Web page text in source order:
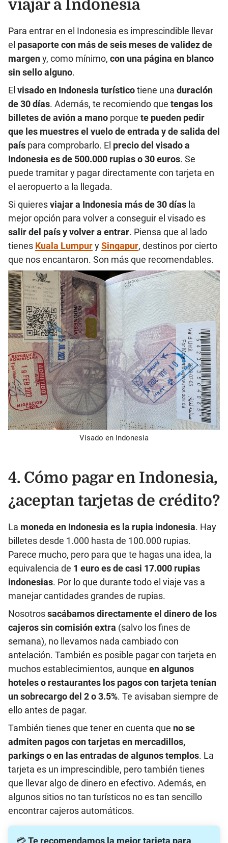
viajar a Indonesia
Para entrar en el Indonesia es imprescindible llevar
el pasaporte con más de seis meses de validez de
margeny, como mínimo, con una página en blanco
sin sello alguno.
El visado en Indonesia turísticotiene una duración
de 30 días. Además, te recomiendo que tengas los
billetes de avióna mano porque te pueden pedir
que les muestres el vuelo de entrada y de salida del
país para comprobarlo. El precio del visado a
Indonesia es de 500.000 rupias o 30 euros. Se
puede tramitar y pagar directamente con tarjeta en
el aeropuerto a la llegada.
Si quieresviajar a Indonesia más de 30 días la
mejor opción para volver a conseguir el visado es
salir del país y volver a entrar. Piensa que al lado
tienes Kuala LumpurySingapur, destinos por cierto
que nos encantaron. Son más que recomendables.
Visado en Indonesia
4. Cómo pagar en Indonesia,
¿aceptan tarjetas de crédito?
La moneda en Indonesia es la rupia indonesia. Hay
billetes desde 1.000 hasta de 100.000 rupias.
Parece mucho, pero para que te hagas una idea, la
equivalencia de 1 euro es de casi 17.000 rupias
indonesias. Por lo que durante todo el viaje vas a
manejar cantidades grandes de rupias.
Nosotrossacábamos directamente el dinero de los
cajeros sin comisión extra (salvo los fines de
semana), no llevamos nada cambiado con
antelación. También es posible pagar con tarjeta en
muchos establecimientos, aunque en algunos
hoteles o restaurantes los pagos con tarjeta tenían
un sobrecargo del 2 o 3.5%. Te avisaban siempre de
ello antes de pagar.
También tienes que tener en cuenta que no se
admiten pagos con tarjetas en mercadillos,
parkings o en las entradas de algunos templos. La
tarjeta es un imprescindible, pero también tienes
que llevar algo de dinero en efectivo. Además, en
algunos sitios no tan turísticos no es tan sencillo
encontrar cajeros automáticos.
💳Te recomendamos la mejor tarjeta para